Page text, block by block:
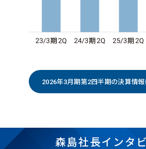
2026年3月期第2四半期の決算情
森島社長インタ